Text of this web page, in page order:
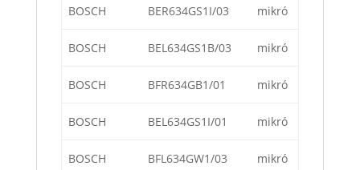
BOSCH BER634GS1I/03 mikró
BOSCH BEL634GS1B/03 mikró
BOSCH BFR634GB1/01 mikró
BOSCH BEL634GS1I/01 mikró
BOSCH BFL634GW1/03 mikró